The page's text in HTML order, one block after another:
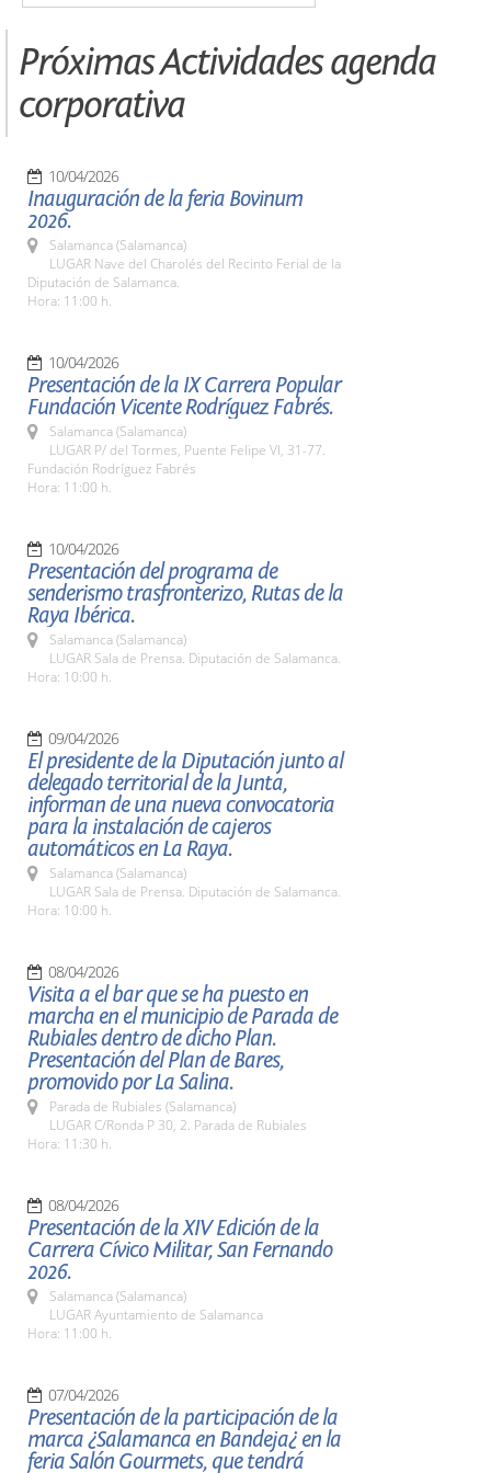
Próximas Actividades agenda
corporativa
10/04/2026
Inauguración de la feria Bovinum
2026.
Salamanca (Salamanca)
LUGAR Nave del Charolés del Recinto Ferial de la
Diputación de Salamanca.
Hora: 11:00 h.
10/04/2026
Presentación de la IX Carrera Popular
Fundación Vicente Rodríguez Fabrés.
Salamanca (Salamanca)
LUGAR P/ del Tormes, Puente Felipe VI, 31-77.
Fundación Rodríguez Fabrés
Hora: 11:00 h.
10/04/2026
Presentación del programa de
senderismo trasfronterizo, Rutas de la
Raya Ibérica.
Salamanca (Salamanca)
LUGAR Sala de Prensa. Diputación de Salamanca.
Hora: 10:00 h.
09/04/2026
El presidente de la Diputación junto al
delegado territorial de la Junta,
informan de una nueva convocatoria
para la instalación de cajeros
automáticos en La Raya.
Salamanca (Salamanca)
LUGAR Sala de Prensa. Diputación de Salamanca.
Hora: 10:00 h.
08/04/2026
Visita a el bar que se ha puesto en
marcha en el municipio de Parada de
Rubiales dentro de dicho Plan.
Presentación del Plan de Bares,
promovido por La Salina.
Parada de Rubiales (Salamanca)
LUGAR C/Ronda P 30, 2. Parada de Rubiales
Hora: 11:30 h.
08/04/2026
Presentación de la XIV Edición de la
Carrera Cívico Militar, San Fernando
2026.
Salamanca (Salamanca)
LUGAR Ayuntamiento de Salamanca
Hora: 11:00 h.
07/04/2026
Presentación de la participación de la
marca ¿Salamanca en Bandeja¿ en la
feria Salón Gourmets, que tendrá